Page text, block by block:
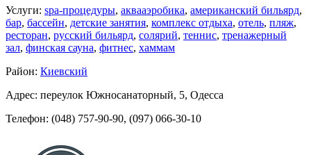
Услуги: spa-процедуры, аквааэробика, американский бильярд,
бар, бассейн, детские занятия, комплекс отдыха, отель, пляж,
ресторан, русский бильярд, солярий, теннис, тренажерный
зал, финская сауна, фитнес, хаммам
Район: Киевский
Адрес: переулок Южносанаторный, 5, Одесса
Телефон: (048) 757-90-90, (097) 066-30-10